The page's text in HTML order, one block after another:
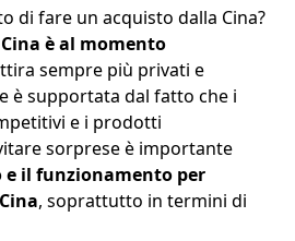
kg
cm
di fare un acquisto dalla Cina?
è al momento
sempre più privati e
è supportata dal fatto che i
e i prodotti
sorprese è importante
e il funzionamento per
, soprattutto in termini di